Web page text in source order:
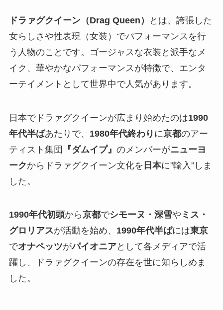
ドラァグクイーン（Drag Queen）
とは、誇張した
女らしさや性表現（女装）でパフォーマンスを行
う人物のことです。ゴージャスな衣装と派手なメ
イク、華やかなパフォーマンスが特徴で、エンタ
ーテイメントとして世界中で人気があります。
日本でドラァグクイーンが広まり始めたのは1990
年代半ばあたりで、 1980年代終わり に京都のアー
ティスト集団
『ダムイプ』 のメンバーがニューヨ
ークからドラァグクイーン文化を 日本に”輸入”しま
した。
1990年代初頭から京都でシモーヌ・深雪や ミス・
グロリアスが活動を始め、 1990年代半ばには東京
でオナペッツがパイオニアとして各メディアで活
躍し、ドラァグクイーンの存在を世に知らしめま
した。